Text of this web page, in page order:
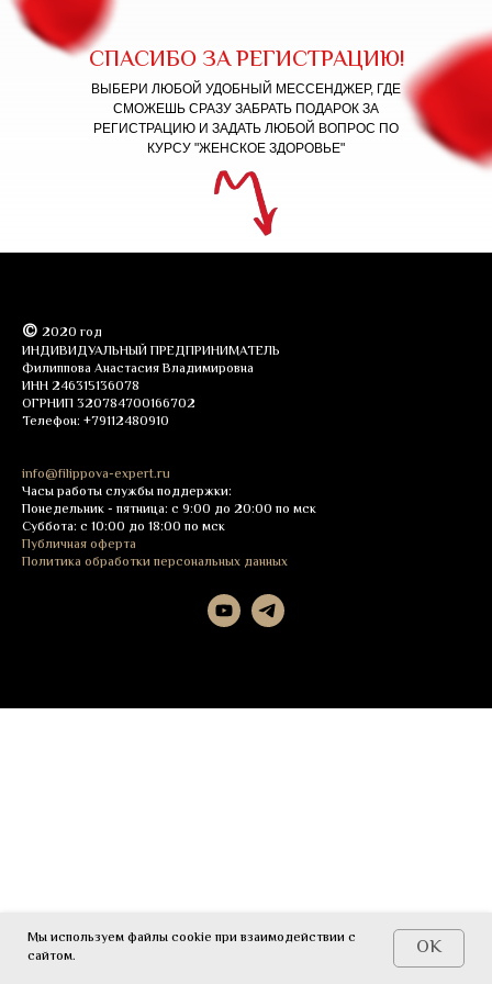
СПАСИБО ЗА РЕГИСТРАЦИЮ!
ВЫБЕРИ ЛЮБОЙ УДОБНЫЙ МЕССЕНДЖЕР, ГДЕ
СМОЖЕШЬ СРАЗУ ЗАБРАТЬ ПОДАРОК ЗА
РЕГИСТРАЦИЮ И ЗАДАТЬ ЛЮБОЙ ВОПРОС ПО
КУРСУ "ЖЕНСКОЕ ЗДОРОВЬЕ"
Мы используем файлы cookie при взаимодействии с
сайтом.
OK
© 2020 год
ИНДИВИДУАЛЬНЫЙ ПРЕДПРИНИМАТЕЛЬ
Филиппова Анастасия Владимировна
ИНН 246315136078
ОГРНИП 320784700166702
Телефон: +79112480910
info@filippova-expert.ru
Часы работы службы поддержки:
Понедельник - пятница: с 9:00 до 20:00 по мск
Суббота: с 10:00 до 18:00 по мск
Публичная оферта
Политика обработки персональных данных